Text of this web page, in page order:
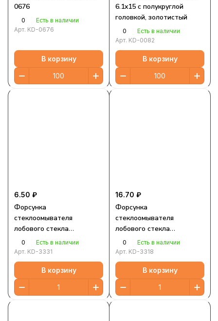
0676
0
Есть в наличии
Арт. KD-0676
В корзину
6.1x15 с полукруглой
головкой, золотистый
0
Есть в наличии
Арт. KD-0082
В корзину
6.50 ₽
Форсунка
стеклоомывателя
лобового стекла
универсальная
0
Есть в наличии
Арт. KD-3331
В корзину
16.70 ₽
Форсунка
стеклоомывателя
лобового стекла
универсальная
0
Есть в наличии
Арт. KD-3318
В корзину